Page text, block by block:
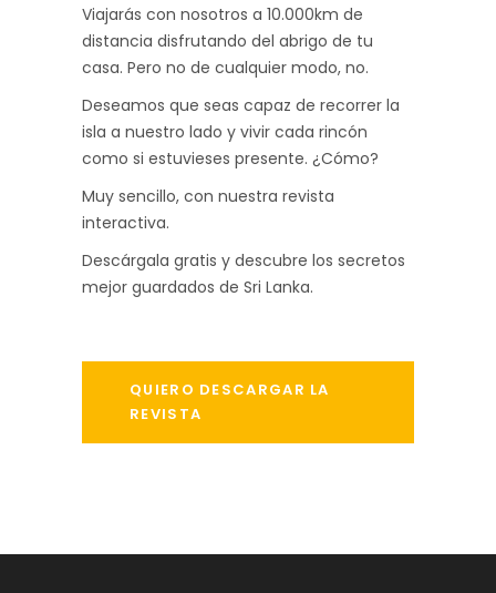
Viajarás con nosotros a 10.000km de
distancia disfrutando del abrigo de tu
casa. Pero no de cualquier modo, no.
Deseamos que seas capaz de recorrer la
isla a nuestro lado y vivir cada rincón
como si estuvieses presente. ¿Cómo?
Muy sencillo, con nuestra revista
interactiva.
Descárgala gratis y descubre los secretos
mejor guardados de Sri Lanka.
QUIERO DESCARGAR LA
REVISTA